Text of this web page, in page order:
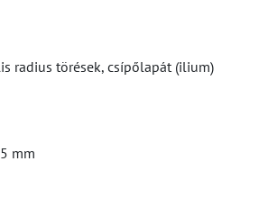
radius törések, csípőlapát (ilium)
mm